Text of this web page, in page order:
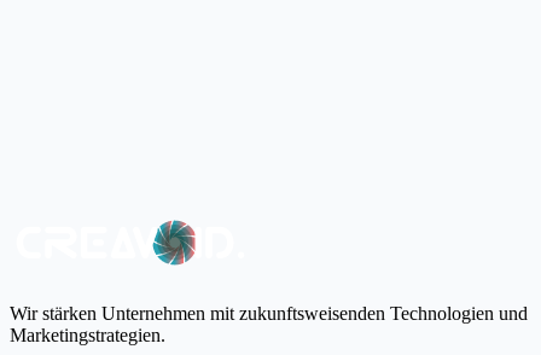
Wir stärken Unternehmen mit zukunftsweisenden Technologien und
Marketingstrategien.